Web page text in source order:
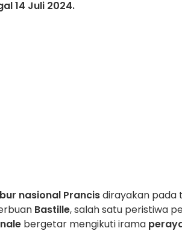
14 Juli 2024.
nasional Prancisdirayakan pada
Bastille, salah satu peristiwa
bergetar mengikuti irama